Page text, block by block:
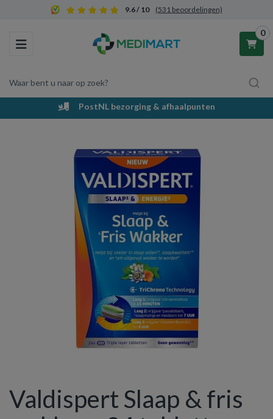
9.6 / 10 (531 beoordelingen)
Toggle navigation
Waar bent u naar op zoek?
0
Winkelwagen
Uw winkelwagen is leeg.
Vul hem met producten.
PostNL bezorging & afhaalpunten
Valdispert Slaap & fris